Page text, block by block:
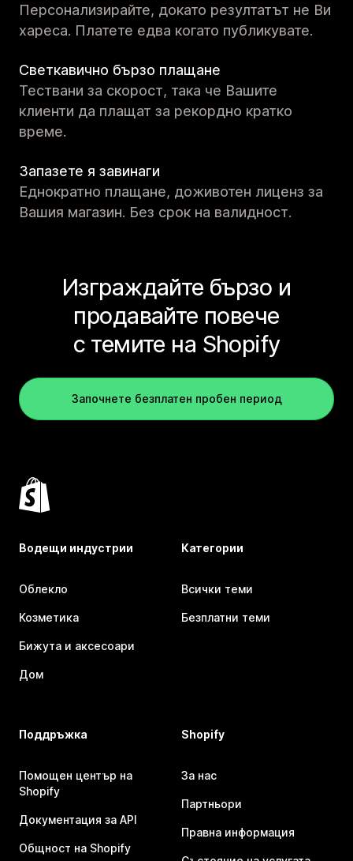
Персонализирайте, докато резултатът не Ви
хареса. Платете едва когато публикувате.
Светкавично бързо плащане
Тествани за скорост, така че Вашите
клиенти да плащат за рекордно кратко
време.
Запазете я завинаги
Еднократно плащане, доживотен лиценз за
Вашия магазин. Без срок на валидност.
Изграждайте бързо и
продавайте повече
с темите на Shopify
Започнете безплатен пробен период
Водещи индустрии
Облекло
Козметика
Бижута и аксесоари
Дом
Категории
Всички теми
Безплатни теми
Поддръжка
Помощен център на
Shopify
Документация за API
Общност на Shopify
Shopify
За нас
Партньори
Правна информация